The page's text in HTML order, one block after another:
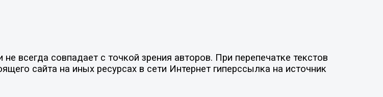
всегда совпадает с точкой зрения авторов. При перепечатке текстов
сайта на иных ресурсах в сети Интернет гиперссылка на источник